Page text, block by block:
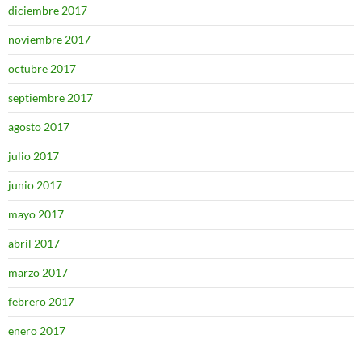
diciembre 2017
noviembre 2017
octubre 2017
septiembre 2017
agosto 2017
julio 2017
junio 2017
mayo 2017
abril 2017
marzo 2017
febrero 2017
enero 2017